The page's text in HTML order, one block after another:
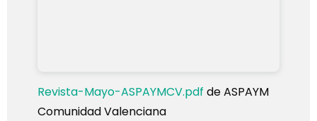
Revista-Mayo-ASPAYMCV.pdf de ASPAYM
Comunidad Valenciana